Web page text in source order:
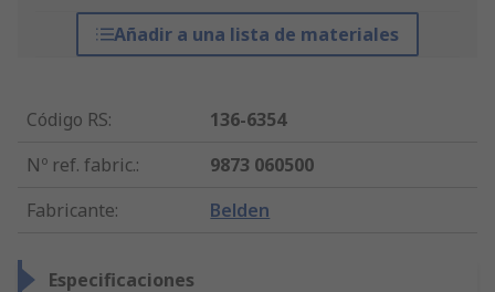
Añadir a una lista de materiales
Código RS:
136-6354
Nº ref. fabric.:
9873 060500
Fabricante: Belden
Especificaciones